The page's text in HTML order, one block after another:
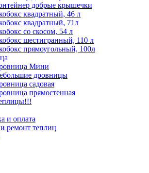
добрые крышечки
квадратный, 46 л
квадратный, 71л
со скосом, 54 л
шестигранный, 110 л
прямоугольный, 100л
Мини
дровницы
садовая
прямостенная
и оплата
ремонт теплиц